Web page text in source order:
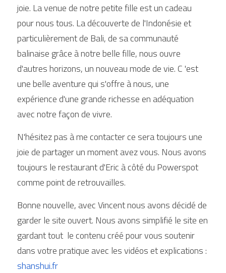
joie. La venue de notre petite fille est un cadeau
pour nous tous. La découverte de l'Indonésie et
particulièrement de Bali, de sa communauté
balinaise grâce à notre belle fille, nous ouvre
d'autres horizons, un nouveau mode de vie. C 'est
une belle aventure qui s'offre à nous, une
expérience d'une grande richesse en adéquation
avec notre façon de vivre.
N'hésitez pas à me contacter ce sera toujours une
joie de partager un moment avez vous. Nous avons
toujours le restaurant d'Eric à côté du Powerspot
comme point de retrouvailles.
Bonne nouvelle, avec Vincent nous avons décidé de
garder le site ouvert. Nous avons simplifié le site en
gardant tout  le contenu créé pour vous soutenir
shanshui.fr